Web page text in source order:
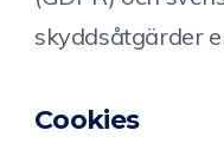
skyddsåtgärder
Cookies